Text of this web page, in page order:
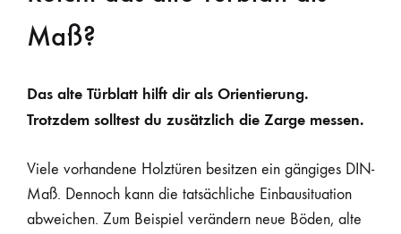
Maß?
Das alte Türblatt hilft dir als Orientierung.
Trotzdem solltest du zusätzlich die Zarge messen.
Viele vorhandene Holztüren besitzen ein gängiges DIN-
Maß. Dennoch kann die tatsächliche Einbausituation
abweichen. Zum Beispiel verändern neue Böden, alte